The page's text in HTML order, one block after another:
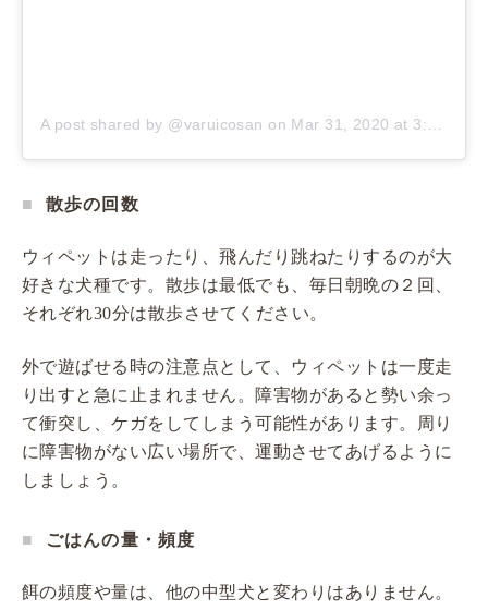
A post shared by @varuicosan on Mar 31, 2020 at 3:29am PDT
散歩の回数
ウィペットは走ったり、飛んだり跳ねたりするのが大
好きな犬種です。散歩は最低でも、毎日朝晩の２回、
それぞれ30分は散歩させてください。
外で遊ばせる時の注意点として、ウィペットは一度走
り出すと急に止まれません。障害物があると勢い余っ
て衝突し、ケガをしてしまう可能性があります。周り
に障害物がない広い場所で、運動させてあげるように
しましょう。
ごはんの量・頻度
餌の頻度や量は、他の中型犬と変わりはありません。